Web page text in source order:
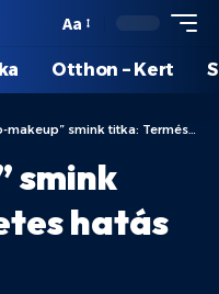
Aa
Otthon – Kert
smink titka: Természetes hatás percek alatt
smink
hatás